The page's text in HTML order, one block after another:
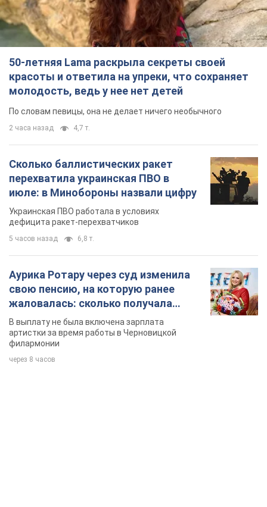
2 часа назад 4,7 т.
Сколько баллистических ракет
перехватила украинская ПВО в
июле: в Минобороны назвали цифру
Украинская ПВО работала в условиях
Аурика Ротару через суд изменила
свою пенсию, на которую ранее
жаловалась: сколько получала
певица
артистки за время работы в Черновицкой
филармонии
через 8 часов